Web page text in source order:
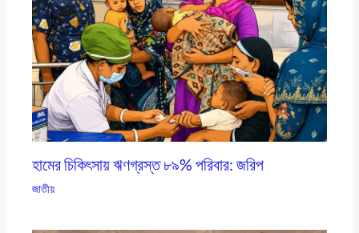
হামের চিকিৎসায় ঋণগ্রস্ত ৮৯% পরিবার: জরিপ
জাতীয়